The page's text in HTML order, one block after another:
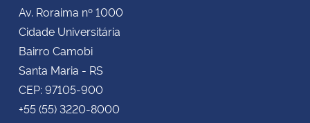
Av. Roraima nº 1000
Cidade Universitária
Bairro Camobi
Santa Maria - RS
CEP: 97105-900
+55 (55) 3220-8000